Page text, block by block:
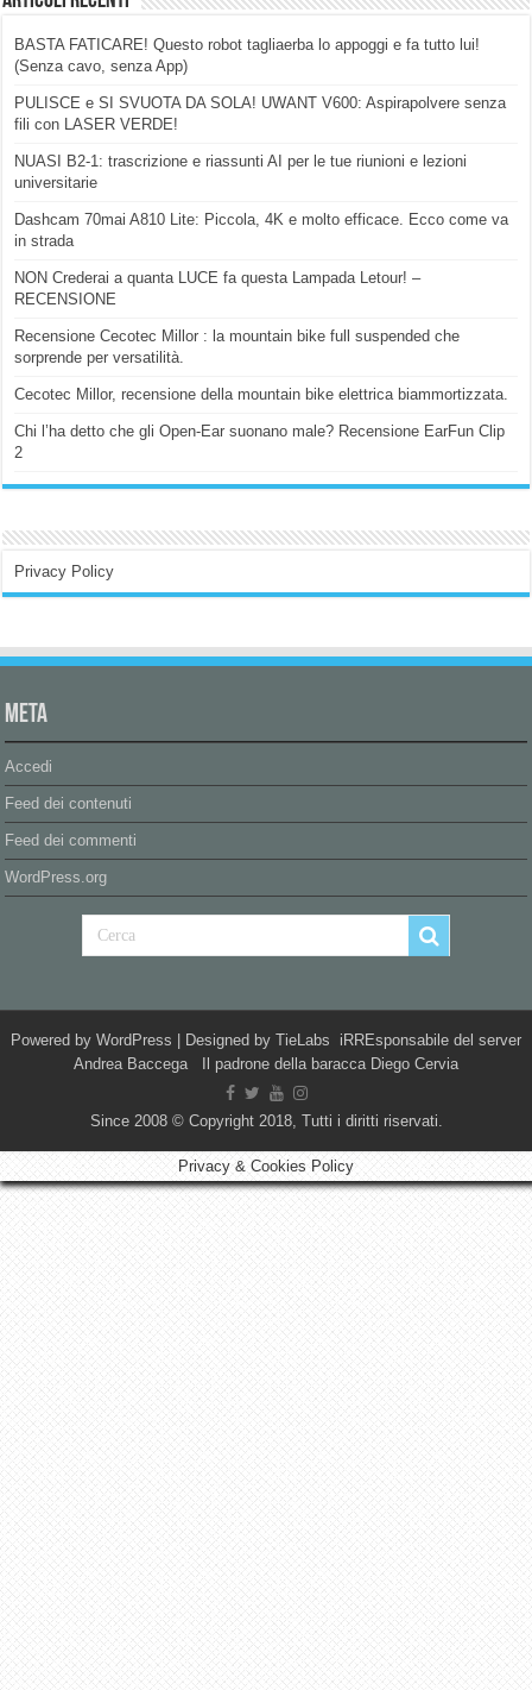
BASTA FATICARE! Questo robot tagliaerba lo appoggi e fa tutto lui!
(Senza cavo, senza App)
PULISCE e SI SVUOTA DA SOLA! UWANT V600: Aspirapolvere senza
fili con LASER VERDE!
NUASI B2-1: trascrizione e riassunti AI per le tue riunioni e lezioni
universitarie
Dashcam 70mai A810 Lite: Piccola, 4K e molto efficace. Ecco come va
in strada
NON Crederai a quanta LUCE fa questa Lampada Letour! –
RECENSIONE
Recensione Cecotec Millor : la mountain bike full suspended che
sorprende per versatilità.
Cecotec Millor, recensione della mountain bike elettrica biammortizzata.
Chi l’ha detto che gli Open-Ear suonano male? Recensione EarFun Clip
2
Privacy Policy
Meta
Accedi
Feed dei contenuti
Feed dei commenti
WordPress.org
Powered by WordPress | Designed by TieLabs iRREsponsabile del server
Andrea Baccega Il padrone della baracca Diego Cervia
Since 2008 © Copyright 2018, Tutti i diritti riservati.
Privacy & Cookies Policy